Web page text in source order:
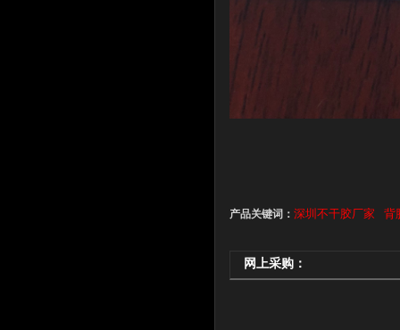
产品关键词： 深圳不干胶厂家 背
网上采购：